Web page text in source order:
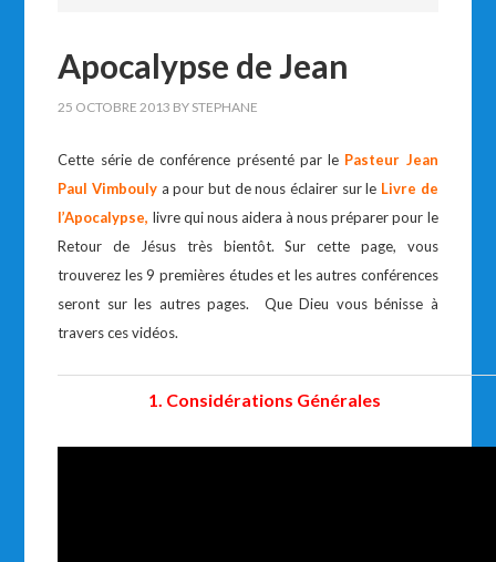
Apocalypse de Jean
25 OCTOBRE 2013 BY STEPHANE
Cette série de conférence présenté par le Pasteur Jean
Paul Vimbouly a pour but de nous éclairer sur le Livre de
l’Apocalypse, livre qui nous aidera à nous préparer pour le
Retour de Jésus très bientôt. Sur cette page, vous
trouverez les 9 premières études et les autres conférences
seront sur les autres pages. Que Dieu vous bénisse à
travers ces vidéos.
1. Considérations Générales